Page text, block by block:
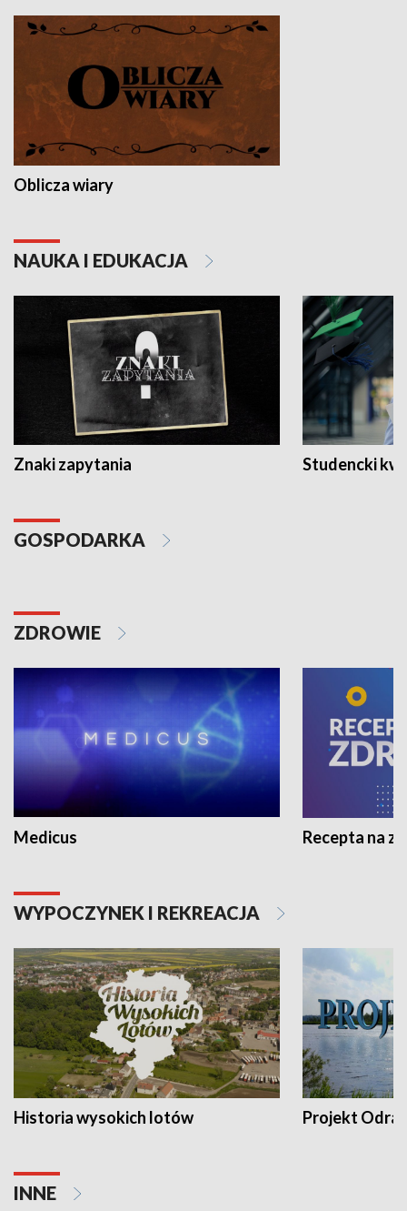
Oblicza wiary
NAUKA I EDUKACJA
Znaki zapytania Studencki
GOSPODARKA
ZDROWIE
Medicus Recepta na
WYPOCZYNEK I REKREACJA
Historia wysokich lotów Projekt Odra
INNE